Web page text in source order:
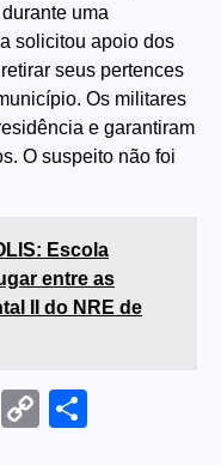
uma
solicitou apoio dos
seus pertences
Os militares
e garantiram
O suspeito não foi
Escola
entre as
II do NRE de
Threads
Copy